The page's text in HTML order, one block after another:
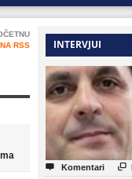
RSS INTERVJUI
 Komentari 